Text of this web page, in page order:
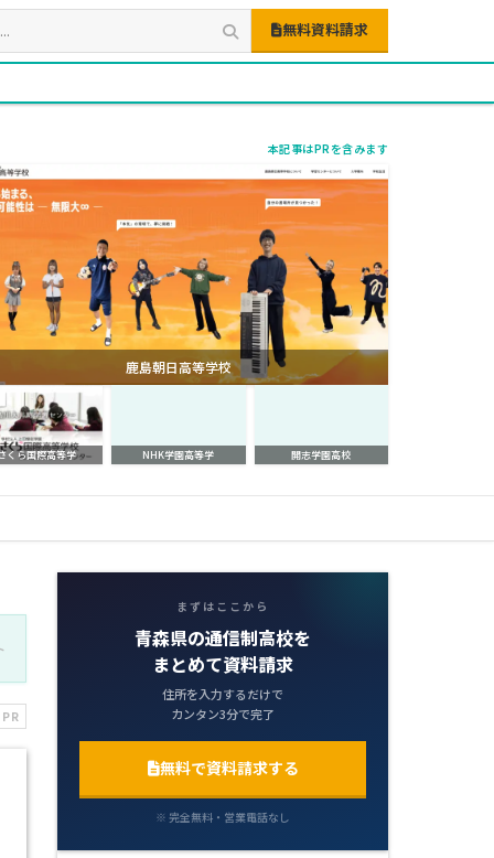
無料資料請求
本記事はPRを含みます
鹿島朝日高等学校
くら国際高等学 NHK学園高等学 開志学園高校
PR
まずはここから
青森県の通信制高校を
まとめて資料請求
住所を入力するだけで
カンタン3分で完了
無料で資料請求する
※ 完全無料・営業電話なし